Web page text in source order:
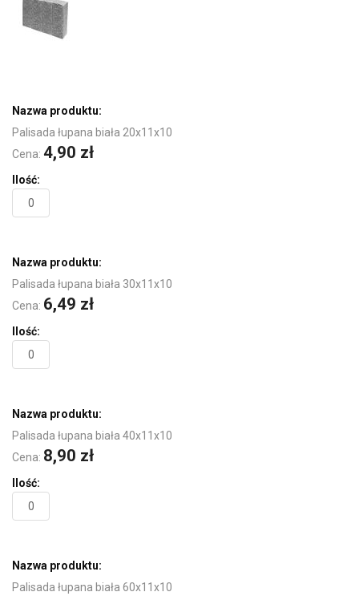
produktów
grupowanych
Palisada łupana biała 20x11x10
Cena: 4,90 zł
Palisada łupana biała 30x11x10
Cena: 6,49 zł
Palisada łupana biała 40x11x10
Cena: 8,90 zł
Palisada łupana biała 60x11x10